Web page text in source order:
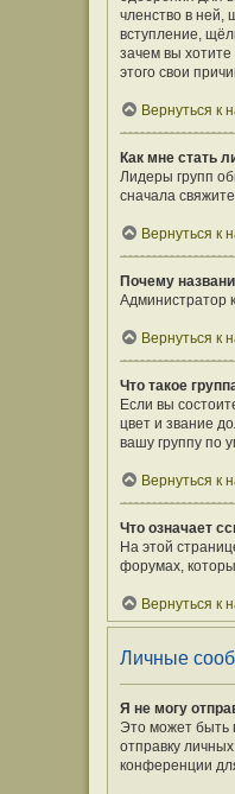
членство в ней,
вступление,
зачем вы
этого свои
Вернуться к
Как мне стать
Лидеры групп
сначала
Вернуться к
Почему
Администратор
Вернуться к
Что такое
Если вы
цвет и звание
вашу группу по
Вернуться к
Что означает
На этой
форумах,
Вернуться к
Личные
Я не могу
Это может быть
отправку
конференции